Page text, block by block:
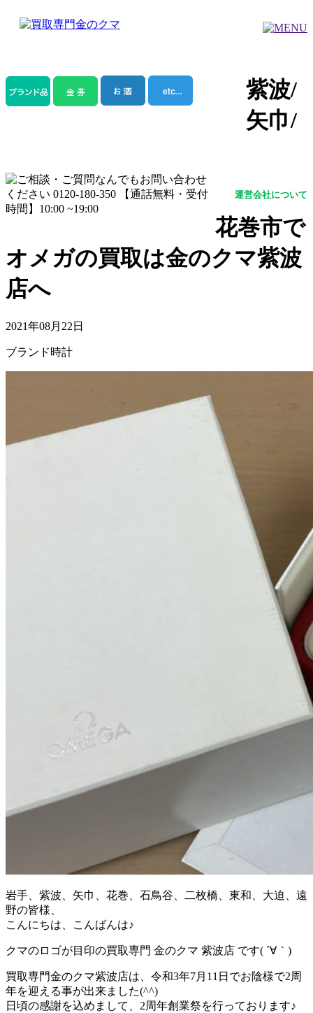
運営会社について
紫波/
矢巾/
花巻市で
オメガの買取は金のクマ紫波
店へ
2021年08月22日
ブランド時計
岩手、紫波、矢巾、花巻、石鳥谷、二枚橋、東和、大迫、遠
野の皆様、
こんにちは、こんばんは♪
クマのロゴが目印の買取専門 金のクマ 紫波店 です( ´∀｀)
買取専門金のクマ紫波店は、令和3年7月11日でお陰様で2周
年を迎える事が出来ました(^^)
日頃の感謝を込めまして、2周年創業祭を行っております♪